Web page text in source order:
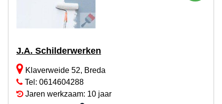
J.A. Schilderwerken
Klaverweide 52, Breda
Tel: 0614604288
Jaren werkzaam: 10 jaar